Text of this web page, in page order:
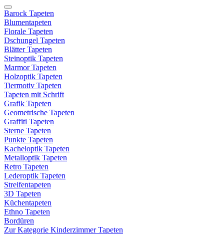
Barock Tapeten
Blumentapeten
Florale Tapeten
Dschungel Tapeten
Blätter Tapeten
Steinoptik Tapeten
Marmor Tapeten
Holzoptik Tapeten
Tiermotiv Tapeten
Tapeten mit Schrift
Grafik Tapeten
Geometrische Tapeten
Graffiti Tapeten
Sterne Tapeten
Punkte Tapeten
Kacheloptik Tapeten
Metalloptik Tapeten
Retro Tapeten
Lederoptik Tapeten
Streifentapeten
3D Tapeten
Küchentapeten
Ethno Tapeten
Bordüren
Zur Kategorie Kinderzimmer Tapeten